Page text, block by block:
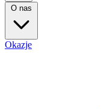
O nas
Okazje